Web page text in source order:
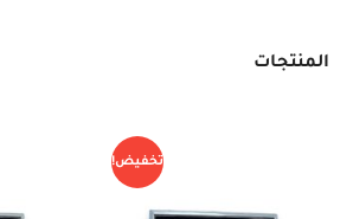
المنتجات
تخفيض!